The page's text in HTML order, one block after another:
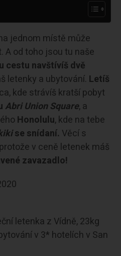
jednom místě může
A od toho jsou tu naše
cestu navštívíš dvě
letenky a ubytování. Letíš
kde strávíš kratší pobyt
Abri Union Square, a
Honolulu, kde na tebe
se snídaní. Věcí s
v ceně letenek máš
zavazadlo!
letenka z Vídně, 23kg
v 3* hotelích v San